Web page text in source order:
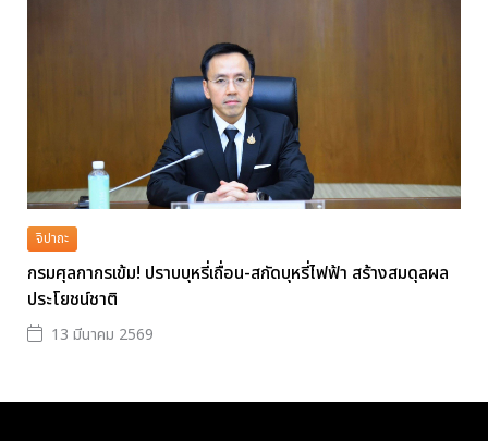
จิปาถะ
กรมศุลกากรเข้ม! ปราบบุหรี่เถื่อน-สกัดบุหรี่ไฟฟ้า สร้างสมดุลผล
ประโยชน์ชาติ
13 มีนาคม 2569